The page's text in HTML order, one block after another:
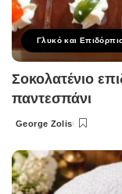
Γλυκό και
Σοκολατένιο
παντεσπάνι
Posted
George Zolis